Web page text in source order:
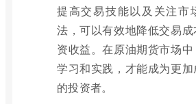
提高交易技能以及关注市
法，可以有效地降低交易
资收益。在原油期货市场
学习和实践，才能成为更
的投资者。